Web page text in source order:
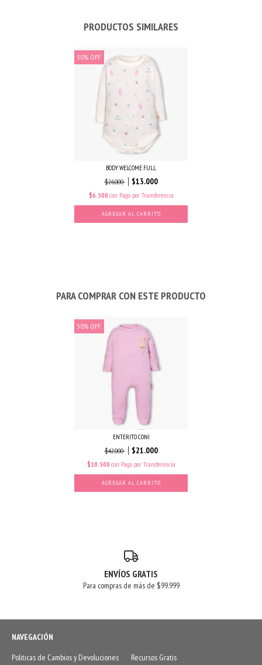
PRODUCTOS SIMILARES
50% OFF
BODY WELCOME FULL
$26.000 $13.000
$6.500 con Pago por Transferencia
AGREGAR AL CARRITO
PARA COMPRAR CON ESTE PRODUCTO
50% OFF
ENTERITO CONI
$42.000 $21.000
$10.500 con Pago por Transferencia
AGREGAR AL CARRITO
ENVÍOS GRATIS
Para compras de más de $99.999
NAVEGACIÓN
Politicas de Cambios y Devoluciones
Recursos Gratis